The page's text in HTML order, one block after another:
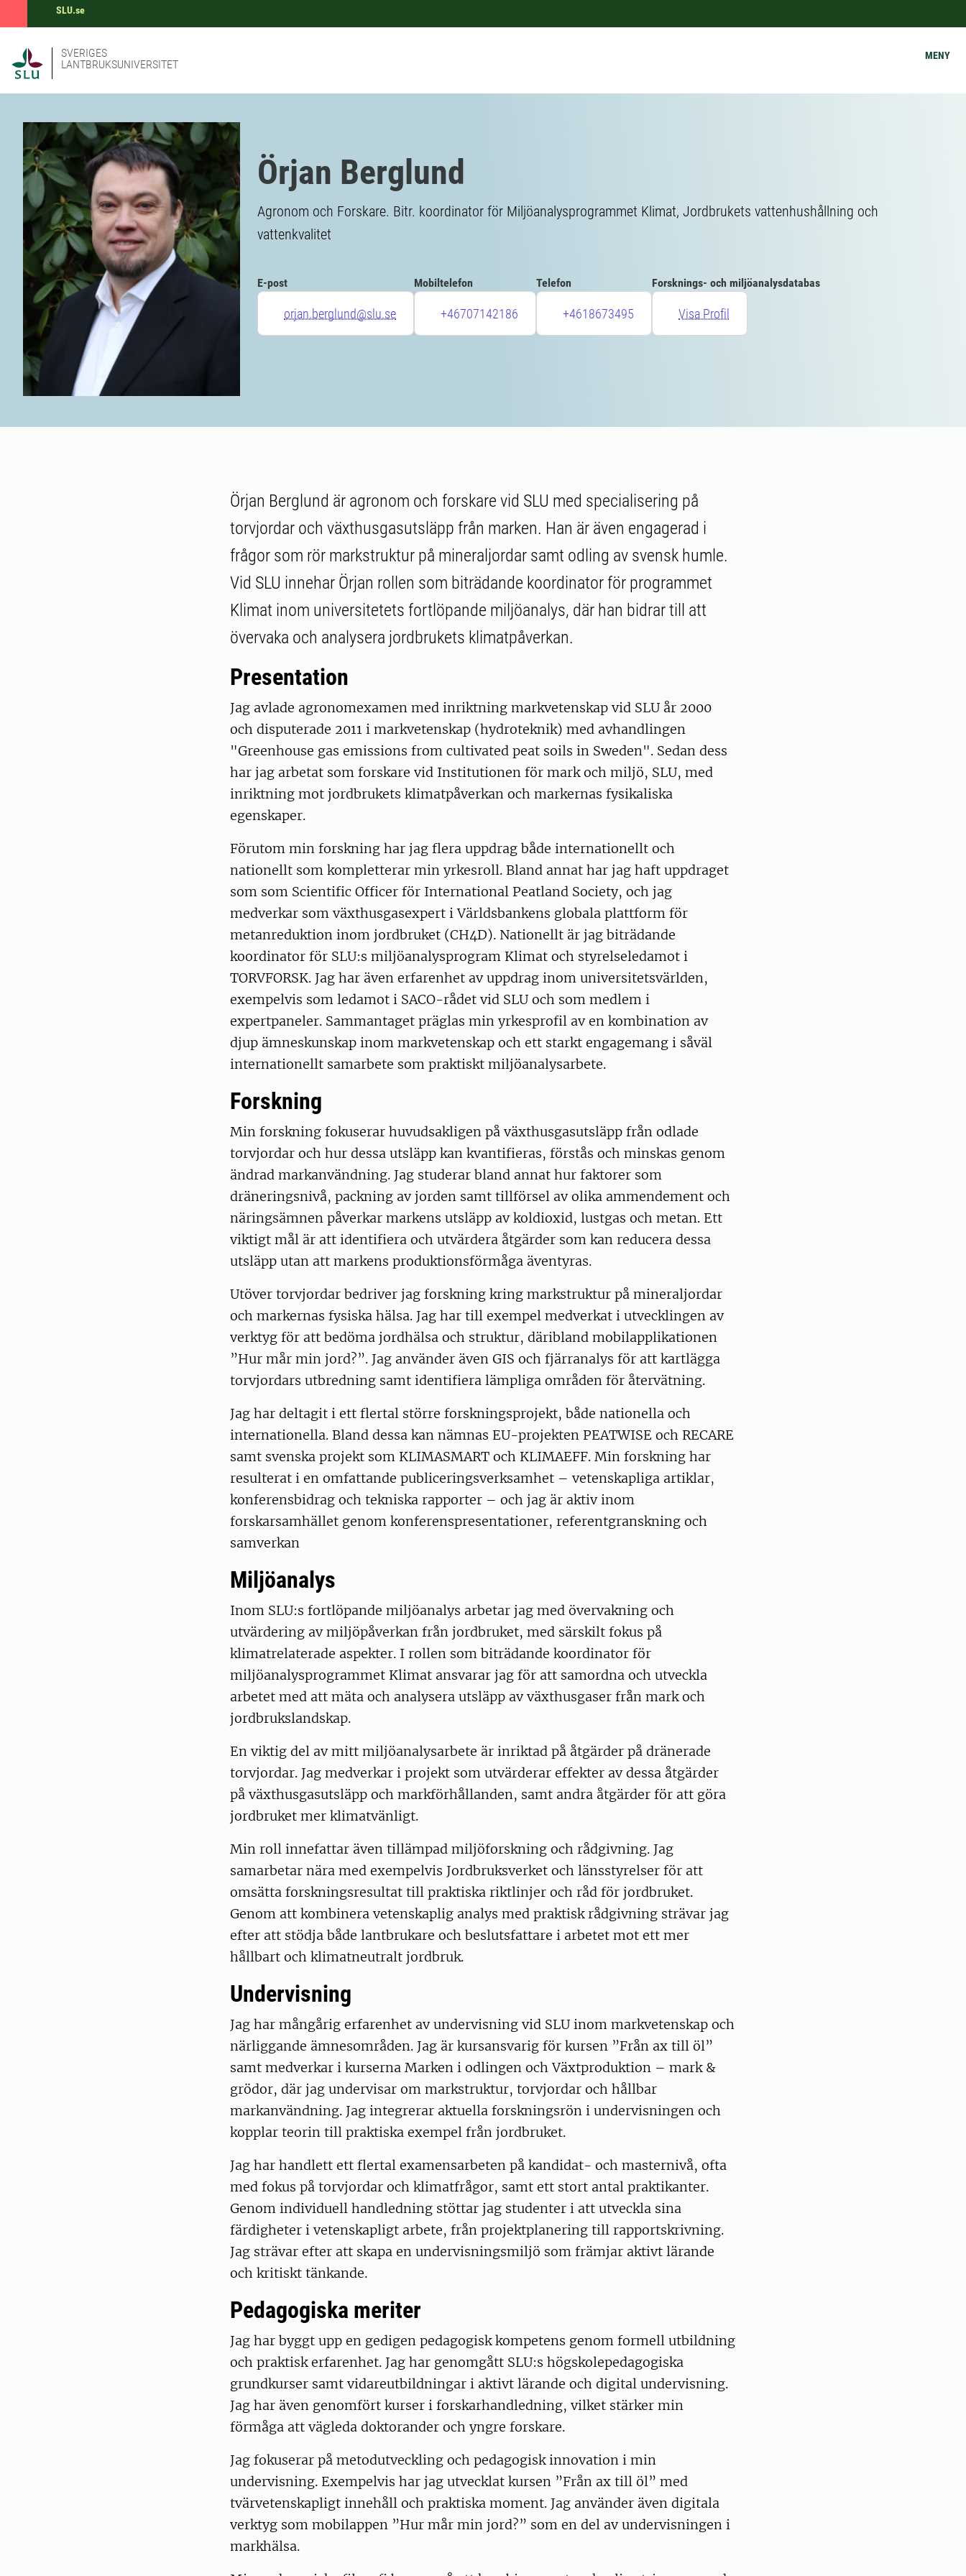
SLU.se
SVERIGES
LANTBRUKSUNIVERSITET
MENY
Örjan Berglund
Agronom och Forskare. Bitr. koordinator för Miljöanalysprogrammet Klimat, Jordbrukets vattenhushållning och
vattenkvalitet
E-post
orjan.berglund@slu.se
Mobiltelefon
+46707142186
Telefon
+4618673495
Forsknings- och miljöanalysdatabas
Visa Profil
Örjan Berglund är agronom och forskare vid SLU med specialisering på
torvjordar och växthusgasutsläpp från marken. Han är även engagerad i
frågor som rör markstruktur på mineraljordar samt odling av svensk humle.
Vid SLU innehar Örjan rollen som biträdande koordinator för programmet
Klimat inom universitetets fortlöpande miljöanalys, där han bidrar till att
övervaka och analysera jordbrukets klimatpåverkan.
Presentation
Jag avlade agronomexamen med inriktning markvetenskap vid SLU år 2000
och disputerade 2011 i markvetenskap (hydroteknik) med avhandlingen
"Greenhouse gas emissions from cultivated peat soils in Sweden". Sedan dess
har jag arbetat som forskare vid Institutionen för mark och miljö, SLU, med
inriktning mot jordbrukets klimatpåverkan och markernas fysikaliska
egenskaper.
Förutom min forskning har jag flera uppdrag både internationellt och
nationellt som kompletterar min yrkesroll. Bland annat har jag haft uppdraget
som som Scientific Officer för International Peatland Society, och jag
medverkar som växthusgasexpert i Världsbankens globala plattform för
metanreduktion inom jordbruket (CH4D). Nationellt är jag biträdande
koordinator för SLU:s miljöanalysprogram Klimat och styrelseledamot i
TORVFORSK. Jag har även erfarenhet av uppdrag inom universitetsvärlden,
exempelvis som ledamot i SACO-rådet vid SLU och som medlem i
expertpaneler. Sammantaget präglas min yrkesprofil av en kombination av
djup ämneskunskap inom markvetenskap och ett starkt engagemang i såväl
internationellt samarbete som praktiskt miljöanalysarbete.
Forskning
Min forskning fokuserar huvudsakligen på växthusgasutsläpp från odlade
torvjordar och hur dessa utsläpp kan kvantifieras, förstås och minskas genom
ändrad markanvändning. Jag studerar bland annat hur faktorer som
dräneringsnivå, packning av jorden samt tillförsel av olika ammendement och
näringsämnen påverkar markens utsläpp av koldioxid, lustgas och metan. Ett
viktigt mål är att identifiera och utvärdera åtgärder som kan reducera dessa
utsläpp utan att markens produktionsförmåga äventyras.
Utöver torvjordar bedriver jag forskning kring markstruktur på mineraljordar
och markernas fysiska hälsa. Jag har till exempel medverkat i utvecklingen av
verktyg för att bedöma jordhälsa och struktur, däribland mobilapplikationen
”Hur mår min jord?”. Jag använder även GIS och fjärranalys för att kartlägga
torvjordars utbredning samt identifiera lämpliga områden för återvätning.
Jag har deltagit i ett flertal större forskningsprojekt, både nationella och
internationella. Bland dessa kan nämnas EU-projekten PEATWISE och RECARE
samt svenska projekt som KLIMASMART och KLIMAEFF. Min forskning har
resulterat i en omfattande publiceringsverksamhet – vetenskapliga artiklar,
konferensbidrag och tekniska rapporter – och jag är aktiv inom
forskarsamhället genom konferenspresentationer, referentgranskning och
samverkan
Miljöanalys
Inom SLU:s fortlöpande miljöanalys arbetar jag med övervakning och
utvärdering av miljöpåverkan från jordbruket, med särskilt fokus på
klimatrelaterade aspekter. I rollen som biträdande koordinator för
miljöanalysprogrammet Klimat ansvarar jag för att samordna och utveckla
arbetet med att mäta och analysera utsläpp av växthusgaser från mark och
jordbrukslandskap.
En viktig del av mitt miljöanalysarbete är inriktad på åtgärder på dränerade
torvjordar. Jag medverkar i projekt som utvärderar effekter av dessa åtgärder
på växthusgasutsläpp och markförhållanden, samt andra åtgärder för att göra
jordbruket mer klimatvänligt.
Min roll innefattar även tillämpad miljöforskning och rådgivning. Jag
samarbetar nära med exempelvis Jordbruksverket och länsstyrelser för att
omsätta forskningsresultat till praktiska riktlinjer och råd för jordbruket.
Genom att kombinera vetenskaplig analys med praktisk rådgivning strävar jag
efter att stödja både lantbrukare och beslutsfattare i arbetet mot ett mer
hållbart och klimatneutralt jordbruk.
Undervisning
Jag har mångårig erfarenhet av undervisning vid SLU inom markvetenskap och
närliggande ämnesområden. Jag är kursansvarig för kursen ”Från ax till öl”
samt medverkar i kurserna Marken i odlingen och Växtproduktion – mark &
grödor, där jag undervisar om markstruktur, torvjordar och hållbar
markanvändning. Jag integrerar aktuella forskningsrön i undervisningen och
kopplar teorin till praktiska exempel från jordbruket.
Jag har handlett ett flertal examensarbeten på kandidat- och masternivå, ofta
med fokus på torvjordar och klimatfrågor, samt ett stort antal praktikanter.
Genom individuell handledning stöttar jag studenter i att utveckla sina
färdigheter i vetenskapligt arbete, från projektplanering till rapportskrivning.
Jag strävar efter att skapa en undervisningsmiljö som främjar aktivt lärande
och kritiskt tänkande.
Pedagogiska meriter
Jag har byggt upp en gedigen pedagogisk kompetens genom formell utbildning
och praktisk erfarenhet. Jag har genomgått SLU:s högskolepedagogiska
grundkurser samt vidareutbildningar i aktivt lärande och digital undervisning.
Jag har även genomfört kurser i forskarhandledning, vilket stärker min
förmåga att vägleda doktorander och yngre forskare.
Jag fokuserar på metodutveckling och pedagogisk innovation i min
undervisning. Exempelvis har jag utvecklat kursen ”Från ax till öl” med
tvärvetenskapligt innehåll och praktiska moment. Jag använder även digitala
verktyg som mobilappen ”Hur mår min jord?” som en del av undervisningen i
markhälsa.